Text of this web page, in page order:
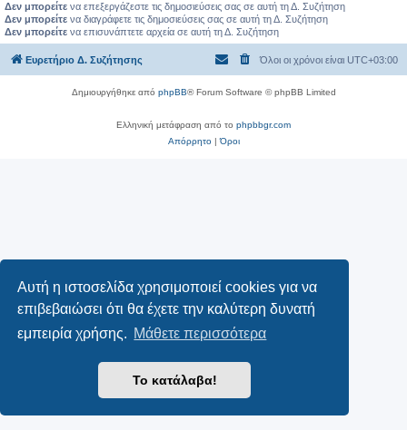
Αυτή η ιστοσελίδα χρησιμοποιεί cookies για να
επιβεβαιώσει ότι θα έχετε την καλύτερη δυνατή
εμπειρία χρήσης. Μάθετε περισσότερα
Το κατάλαβα!
Δεν μπορείτε να επεξεργάζεστε τις δημοσιεύσεις σας σε αυτή τη Δ. Συζήτηση
Δεν μπορείτε να διαγράφετε τις δημοσιεύσεις σας σε αυτή τη Δ. Συζήτηση
Δεν μπορείτε να επισυνάπτετε αρχεία σε αυτή τη Δ. Συζήτηση
Ευρετήριο Δ. Συζήτησης Όλοι οι χρόνοι είναι UTC+03:00
Δημιουργήθηκε από phpBB® Forum Software © phpBB Limited
Ελληνική μετάφραση από το phpbbgr.com
Απόρρητο|Όροι